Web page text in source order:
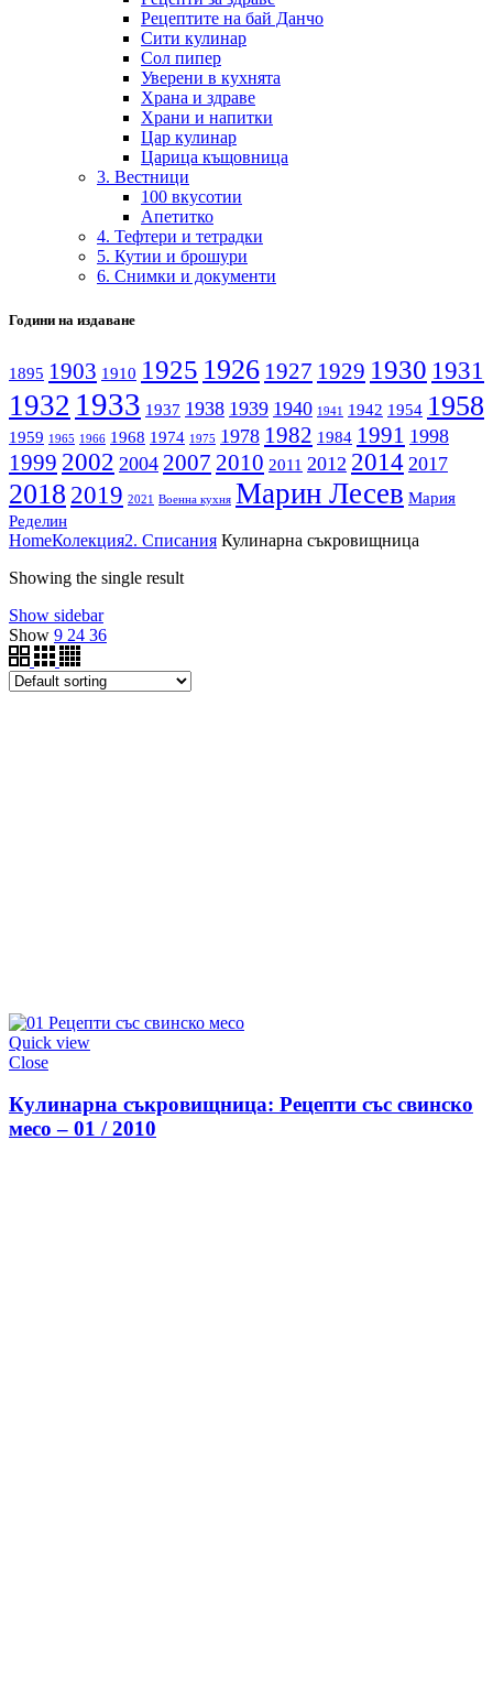
Рецептите на бай Данчо
Сити кулинар
Сол пипер
Уверени в кухнята
Храна и здраве
Храни и напитки
Цар кулинар
Царица къщовница
3. Вестници
100 вкусотии
Апетитко
4. Тефтери и тетрадки
5. Кутии и брошури
6. Снимки и документи
Години на издаване
1895 1903 1910 1925 1926 1927 1929 1930 1931
1932 1933 1937 1938 1939 1940 1941 1942 1954 1958
1959 1965 1966 1968 1974 1975 1978 1982 1984 1991 1998
1999 2002 2004 2007 2010 2011 2012 2014 2017
2018 2019 2021 Военна кухня Марин Лесев Мария
Ределин
HomeКолекция2. Списания Кулинарна съкровищница
Showing the single result
Show sidebar
Show 9 24 36
Quick view
Close
Кулинарна съкровищница: Рецепти със свинско
месо – 01 / 2010